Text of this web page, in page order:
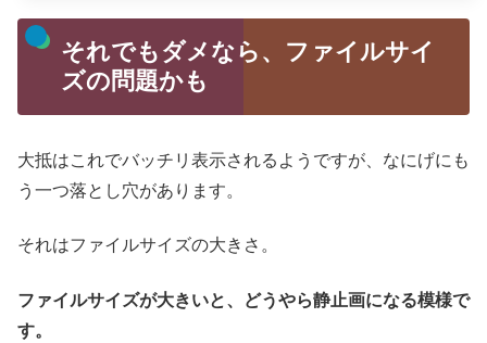
それでもダメなら、ファイルサイ
ズの問題かも
大抵はこれでバッチリ表示されるようですが、なにげにも
う一つ落とし穴があります。
それはファイルサイズの大きさ。
ファイルサイズが大きいと、どうやら静止画になる模様で
す。